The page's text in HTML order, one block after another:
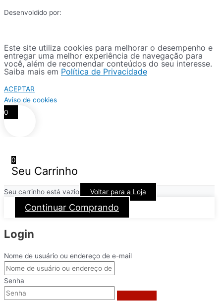
Desenvoldido por:
Este site utiliza cookies para melhorar o desempenho e
entregar uma melhor experiência de navegação para
você, além de recomendar conteúdos do seu interesse.
Saiba mais em Política de Privacidade
ACEPTAR
Aviso de cookies
0
0
Seu Carrinho
Seu carrinho está vazio Voltar para a Loja
Continuar Comprando
Login
Nome de usuário ou endereço de e-mail
Senha